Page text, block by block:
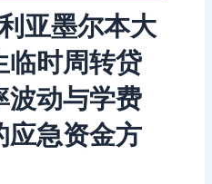
亚墨尔本大
临时周转贷
波动与学费
应急资金方